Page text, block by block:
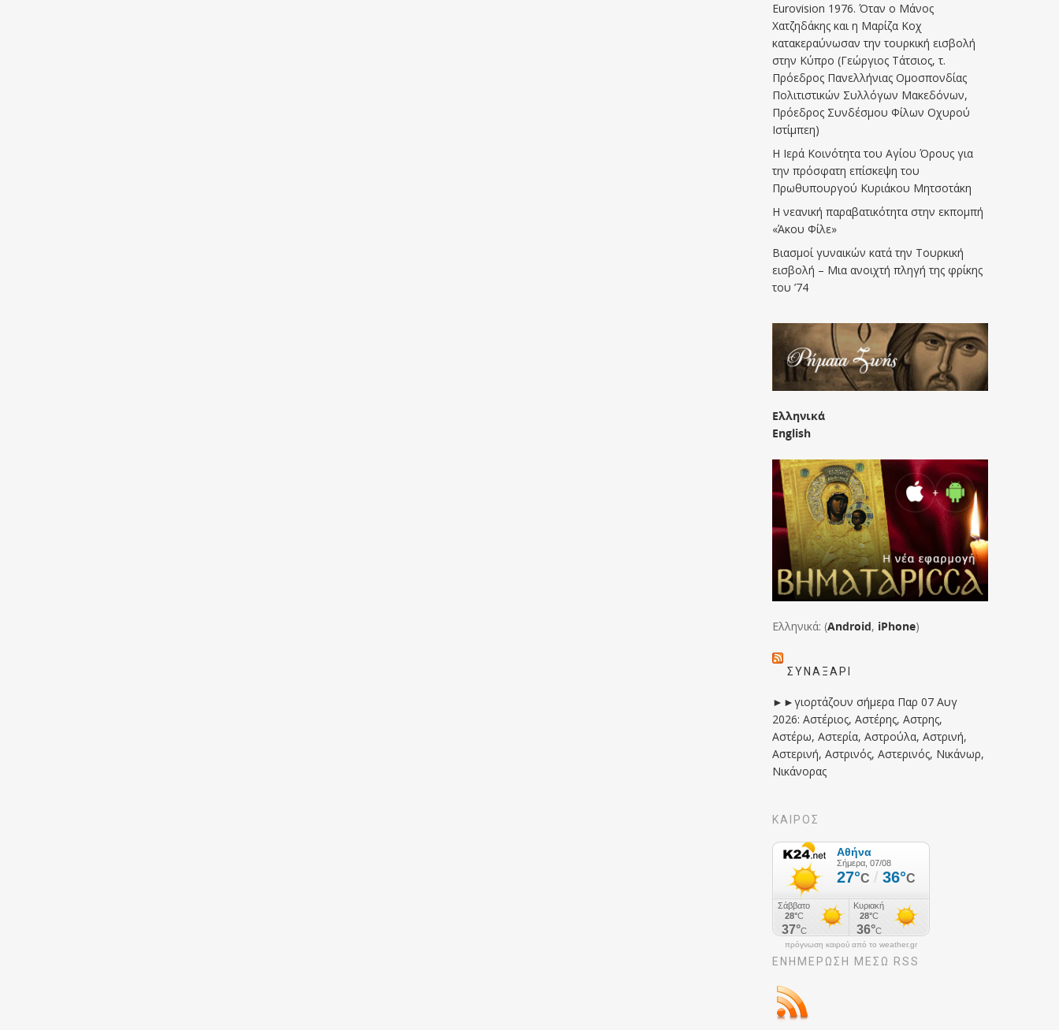
Eurovision 1976. Όταν ο Μάνος
Χατζηδάκης και η Μαρίζα Κοχ
κατακεραύνωσαν την τουρκική εισβολή
στην Κύπρο (Γεώργιος Τάτσιος, τ.
Πρόεδρος Πανελλήνιας Ομοσπονδίας
Πολιτιστικών Συλλόγων Μακεδόνων,
Πρόεδρος Συνδέσμου Φίλων Οχυρού
Ιστίμπεη)
Η Ιερά Κοινότητα του Αγίου Όρους για
την πρόσφατη επίσκεψη του
Πρωθυπουργού Κυριάκου Μητσοτάκη
Η νεανική παραβατικότητα στην εκπομπή
«Άκου Φίλε»
Βιασμοί γυναικών κατά την Τουρκική
εισβολή – Μια ανοιχτή πληγή της φρίκης
του ’74
Ελληνικά
English
Ελληνικά: (Android, iPhone)
ΣΥΝΑΞΆΡΙ
►►γιορτάζουν σήμερα Παρ 07 Αυγ
2026: Αστέριος, Αστέρης, Αστρης,
Αστέρω, Αστερία, Αστρούλα, Αστρινή,
Αστερινή, Αστρινός, Αστερινός, Νικάνωρ,
Νικάνορας
ΚΑΙΡΟΣ
πρόγνωση καιρού από το weather.gr
ΕΝΗΜΈΡΩΣΉ ΜΕΣΩ RSS